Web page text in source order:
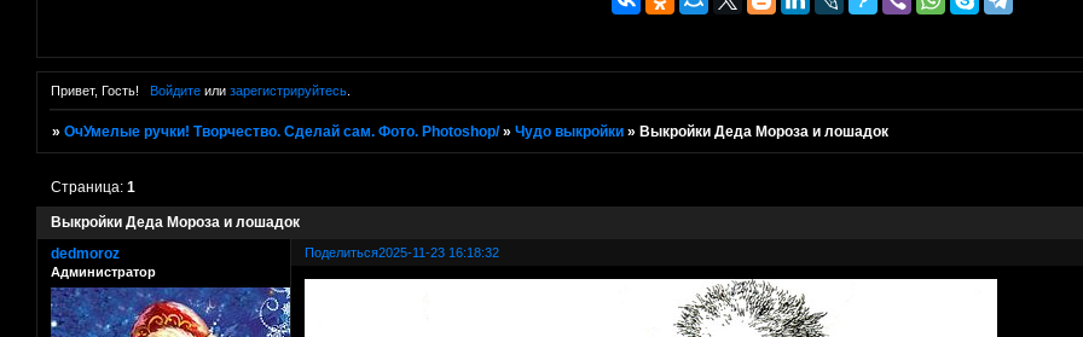
Привет, Гость! Войдитеили зарегистрируйтесь.
»ОчУмелые ручки! Творчество. Сделай сам. Фото. Photoshop/ »Чудо выкройки » Выкройки Деда Мороза и лошадок
Выкройки Деда Мороза и лошадок
Страница:1
Поделиться2025-11-23 16:18:32
dedmoroz
Администратор